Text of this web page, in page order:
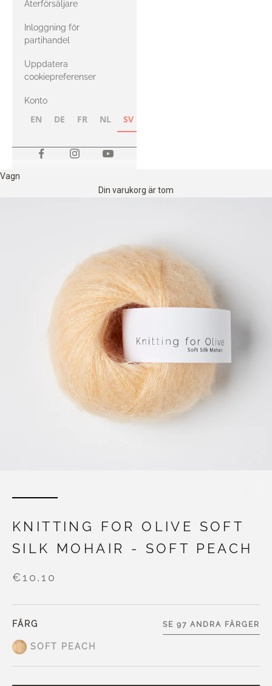
med Heavy
Merino
Återförsäljare
Inloggning för
partihandel
Uppdatera
cookiepreferenser
Konto
EN DE FR NL SV
Vagn
Din varukorg är tom
KNITTING FOR OLIVE SOFT
SILK MOHAIR - SOFT PEACH
€10,10
FÄRG
SOFT PEACH
SE 97 ANDRA FÄRGER